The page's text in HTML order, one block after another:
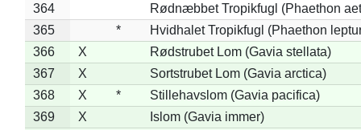
364
Rødnæbbet Tropikfugl (Phaethon
365
*
Hvidhalet Tropikfugl (Phaethon
366
X
Rødstrubet Lom (Gavia stellata)
367
X
Sortstrubet Lom (Gavia arctica)
368
X *
Stillehavslom (Gavia pacifica)
369
X
Islom (Gavia immer)